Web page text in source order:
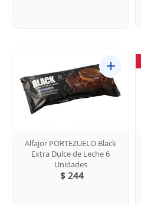
Alfajor PORTEZUELO Black
Extra Dulce de Leche 6
Unidades
$ 244